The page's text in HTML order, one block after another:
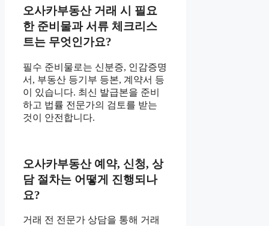
오사카부동산 거래 시 필요
한 준비물과 서류 체크리스
트는 무엇인가요?
필수 준비물로는 신분증, 인감증명
서, 부동산 등기부 등본, 계약서 등
이 있습니다. 최신 발급본을 준비
하고 법률 전문가의 검토를 받는
것이 안전합니다.
오사카부동산 예약, 신청, 상
담 절차는 어떻게 진행되나
요?
거래 전 전문가 상담을 통해 거래